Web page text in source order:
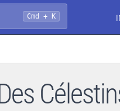
Cmd + K